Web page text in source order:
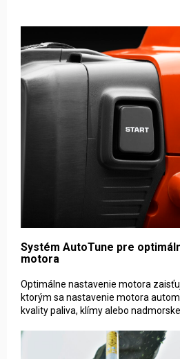
Systém AutoTune pre
motora
Optimálne nastavenie motora
ktorým sa nastavenie motora
kvality paliva, klímy alebo